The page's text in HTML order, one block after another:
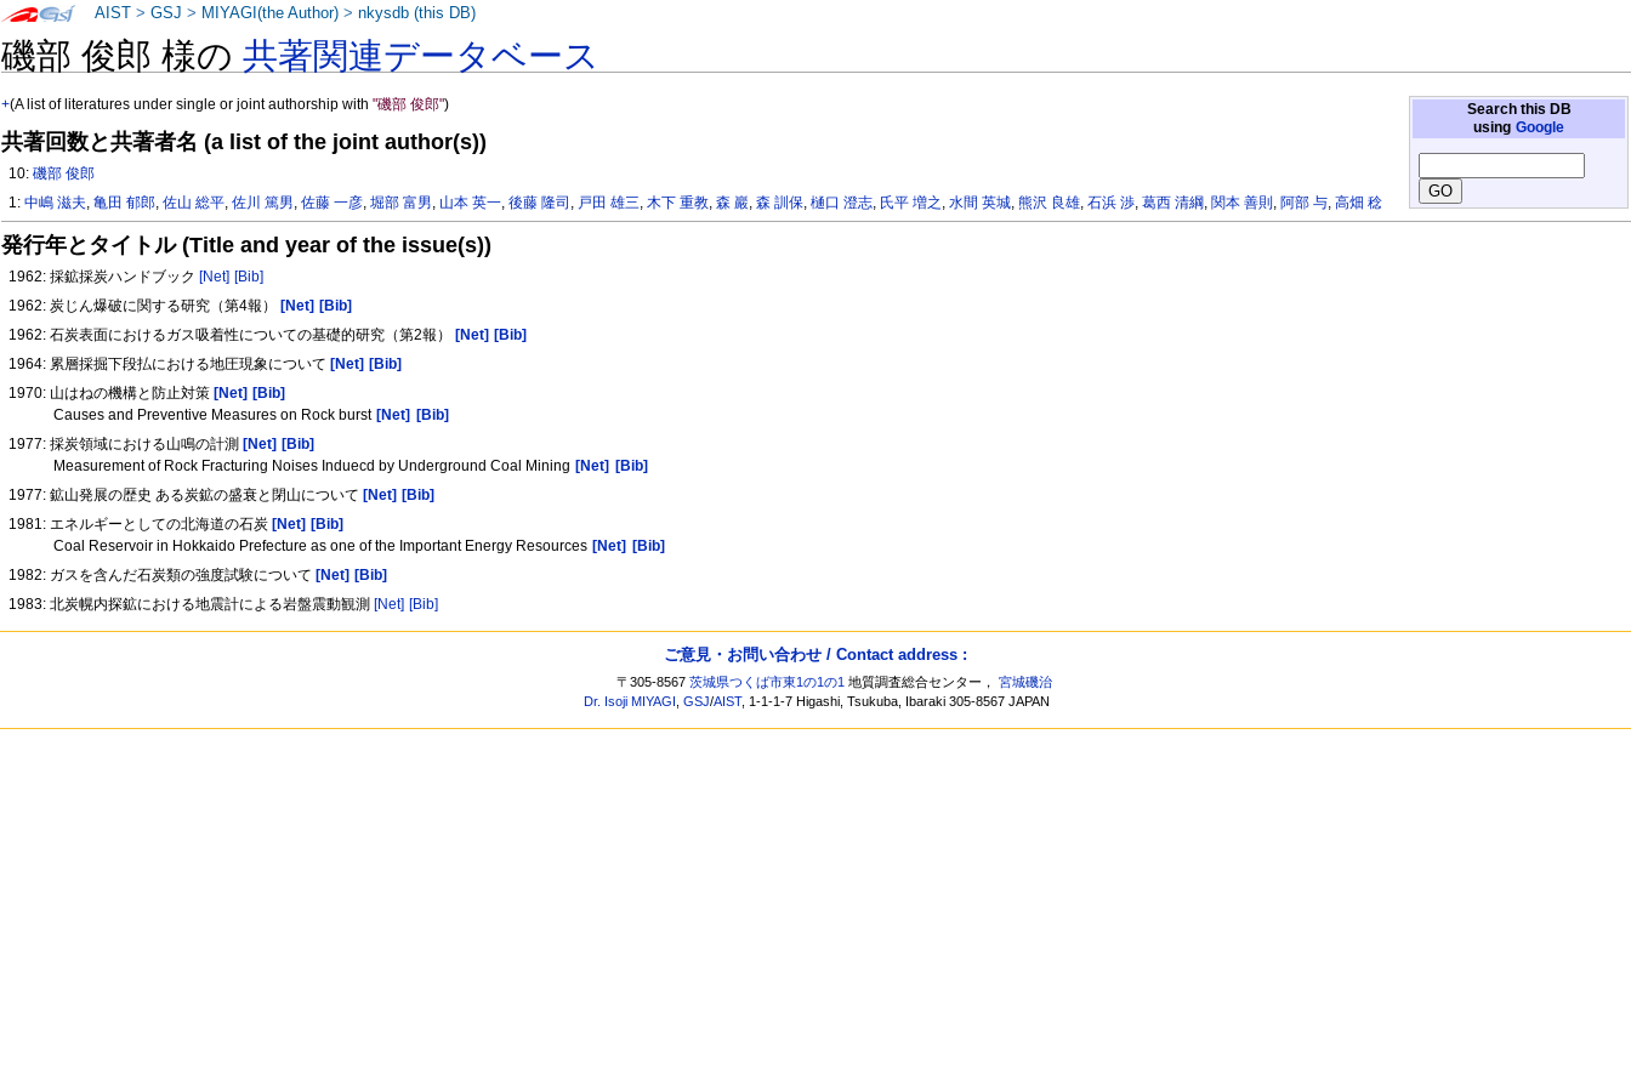
磯部 俊郎 様の共著関連データベース
Search this DB
using Google
+(A list of literatures under single or joint authorship with"磯部 俊郎")
共著回数と共著者名 (a list of the joint author(s))
10:磯部 俊郎
1:中嶋 滋夫,亀田 郁郎,佐山 総平,佐川 篤男,佐藤 一彦,堀部 富男, 山本 英一,後藤 隆司 , 戸田 雄三,木下 重教,森 巖,森 訓保,樋口 澄志, 氏平 増之 ,水間 英城,熊沢 良雄,石浜 渉,葛西 清綱, 関本 善則 , 阿部 与,高畑 稔
発行年とタイトル (Title and year of the issue(s))
1962: 採鉱採炭ハンドブック [Net] [Bib]
1962: 炭じん爆破に関する研究（第4報）
[Net] [Bib]
1962: 石炭表面におけるガス吸着性についての基礎的研究（第2報）
[Net] [Bib]
1964: 累層採掘下段払における地圧現象について [Net] [Bib]
1970: 山はねの機構と防止対策 [Net] [Bib]
Causes and Preventive Measures on Rock burst [Net]
[Bib]
1977: 採炭領域における山鳴の計測 [Net] [Bib]
Measurement of Rock Fracturing Noises Induecd by Underground Coal Mining [Net]
[Bib]
1977: 鉱山発展の歴史 ある炭鉱の盛衰と閉山について [Net] [Bib]
1981: エネルギーとしての北海道の石炭 [Net] [Bib]
Coal Reservoir in Hokkaido Prefecture as one of the Important Energy Resources [Net]
[Bib]
1982: ガスを含んだ石炭類の強度試験について [Net] [Bib]
1983: 北炭幌内探鉱における地震計による岩盤震動観測 [Net] [Bib]
AIST >GSJ > MIYAGI(the Author) >nkysdb (this DB)
ご意見・お問い合わせ / Contact address :
〒305-8567茨城県つくば市東1の1の1 地質調査総合センター，宮城磯治
Dr. Isoji MIYAGI ,GSJ/AIST, 1-1-1-7 Higashi, Tsukuba, Ibaraki 305-8567 JAPAN